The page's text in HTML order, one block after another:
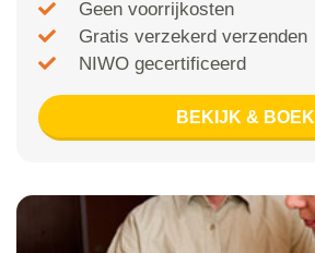
Geen voorrijkosten
Gratis verzekerd verzenden
NIWO gecertificeerd
BEKIJK & BOEK